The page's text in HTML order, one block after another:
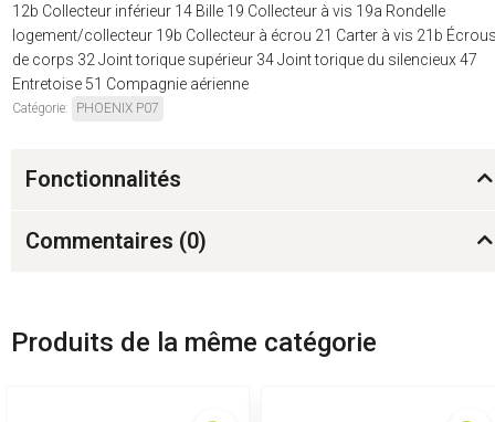
12b Collecteur inférieur 14 Bille 19 Collecteur à vis 19a Rondelle
logement/collecteur 19b Collecteur à écrou 21 Carter à vis 21b
de corps 32 Joint torique supérieur 34 Joint torique du silencieux 47
Entretoise 51 Compagnie aérienne
Catégorie: PHOENIX P07
Fonctionnalités
Commentaires (0)
Produits de la même catégorie